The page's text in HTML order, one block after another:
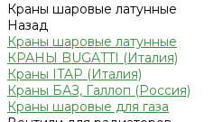
Краны шаровые латунные
Назад
Краны шаровые латунные
КРАНЫ BUGATTI (Италия)
Краны ITAP (Италия)
Краны БАЗ, Галлоп (Россия)
Краны шаровые для газа